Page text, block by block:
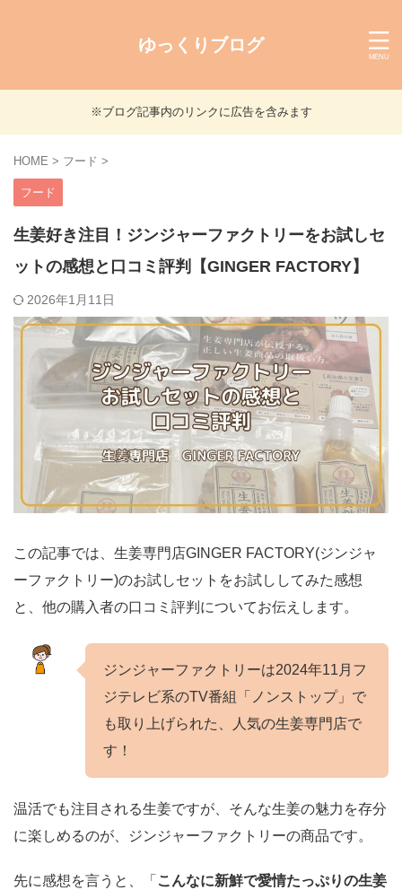
ゆっくりブログ
※ブログ記事内のリンクに広告を含みます
HOME > フード >
フード
生姜好き注目！ジンジャーファクトリーをお試しセ
ットの感想と口コミ評判【GINGER FACTORY】
2026年1月11日
この記事では、生姜専門店GINGER FACTORY(ジンジャ
ーファクトリー)のお試しセットをお試ししてみた感想
と、他の購入者の口コミ評判についてお伝えします。
ジンジャーファクトリーは2024年11月フ
ジテレビ系のTV番組「ノンストップ」で
も取り上げられた、人気の生姜専門店で
す！
温活でも注目される生姜ですが、そんな生姜の魅力を存分
に楽しめるのが、ジンジャーファクトリーの商品です。
先に感想を言うと、「 こんなに新鮮で愛情たっぷりの生姜